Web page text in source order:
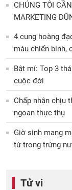
CHÚNG TÔI
MARKETING
4 cung hoàng
máu chiến binh,
Bật mí: Top 3
cuộc đời
Chấp nhận chịu
ngoan thực thụ
Giờ sinh mang
từ trong trứng
Tử vi